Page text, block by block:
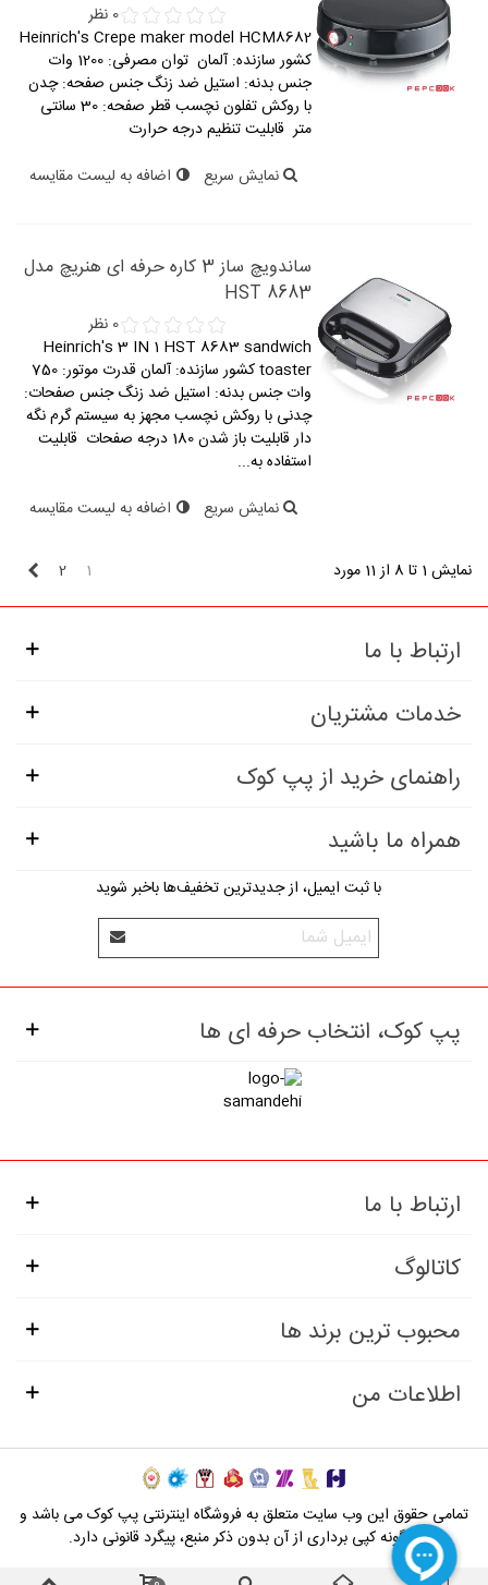
0 نظر
Heinrich's Crepe maker model HCM8682
کشور سازنده: آلمان توان مصرفی: 1200 وات
جنس بدنه: استیل ضد زنگ جنس صفحه: چدن
با روکش تفلون نچسب قطر صفحه: 30 سانتی
متر قابلیت تنظیم درجه حرارت
نمایش سریع
اضافه به لیست مقایسه
ساندویچ ساز 3 کاره حرفه ای هنریچ مدل
HST 8683
0 نظر
Heinrich's 3 IN 1 HST 8683 sandwich
toaster کشور سازنده: آلمان قدرت موتور: 750
وات جنس بدنه: استیل ضد زنگ جنس صفحات:
چدنی با روکش نچسب مجهز به سیستم گرم نگه
دار قابلیت باز شدن 180 درجه صفحات قابلیت
استفاده به...
نمایش سریع
اضافه به لیست مقایسه
نمایش 1 تا 8 از 11 مورد 1
2
ارتباط با ما
خدمات مشتریان
راهنمای خرید از پپ کوک
همراه ما باشید
با ثبت ایمیل، از جدید‌ترین تخفیف‌ها با‌خبر شوید
پپ کوک، انتخاب حرفه ای ها
ارتباط با ما
کاتالوگ
محبوب ترین برند ها
اطلاعات من
تمامی حقوق این وب سایت متعلق به فروشگاه اینترنتی پپ کوک می باشد و
هرگونه کپی برداری از آن بدون ذکر منبع، پیگرد قانونی دارد.